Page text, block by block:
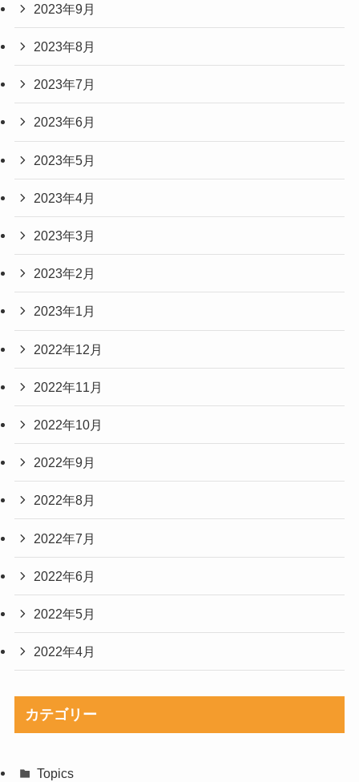
2023年9月
2023年8月
2023年7月
2023年6月
2023年5月
2023年4月
2023年3月
2023年2月
2023年1月
2022年12月
2022年11月
2022年10月
2022年9月
2022年8月
2022年7月
2022年6月
2022年5月
2022年4月
カテゴリー
Topics